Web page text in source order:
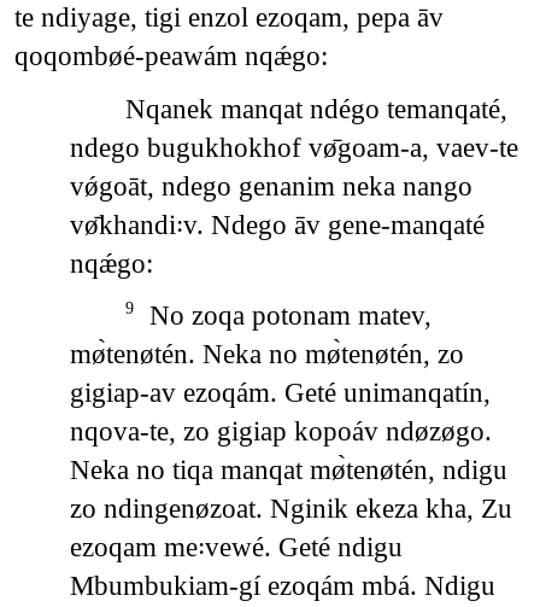
te ndiyage, tigi enzol ezoqam, pepa āv
qoqombøé-peawám nqǽgo:
Nqanek manqat ndégo temanqaté,
ndego bugukhokhof vø̄goam-a, vaev-te
vǿgoāt, ndego genanim neka nango
vø̄khandi꞉v. Ndego āv gene-manqaté
nqǽgo:
9
No zoqa potonam matev,
mø̀tenøtén. Neka no mø̀tenøtén, zo
gigiap-av ezoqám. Geté unimanqatín,
nqova-te, zo gigiap kopoáv ndøzøgo.
Neka no tiqa manqat mø̀tenøtén, ndigu
zo ndingenøzoat. Nginik ekeza kha, Zu
ezoqam me꞉vewé. Geté ndigu
Mbumbukiam-gí ezoqám mbá. Ndigu